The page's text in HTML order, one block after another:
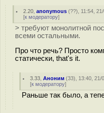
2.20 ,anonymous (??), 11:54,
[к модератору]
> требуют монолитной
всеми остальными.
Про что речь? Просто
статически, that's it.
3.33 ,Аноним (33), 13:40, 21/
[к модератору]
Раньше так было, а